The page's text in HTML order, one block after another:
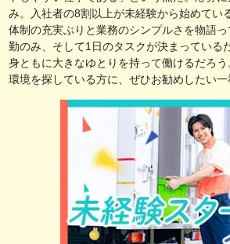
み。入社者の8割以上が未経験から始めてい
体制の充実ぶりと業務のシンプルさを物語
勤のみ、そして1日のタスクが決まっている
身ともに大きなゆとりを持って働けるだろ
環境を探している方に、ぜひお勧めしたい一